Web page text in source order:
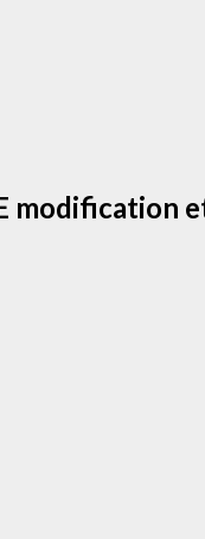
modification